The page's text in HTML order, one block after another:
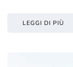
LEGGI DI PIÙ